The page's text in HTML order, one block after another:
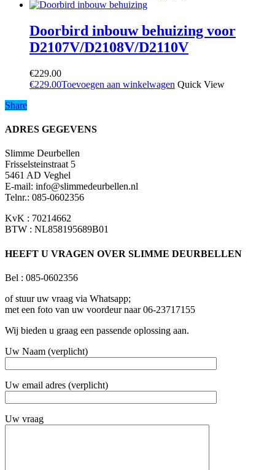
Doorbird inbouw behuizing voor
D2107V/D2108V/D2110V
€229.00
€229.00Toevoegen aan winkelwagen Quick View
Share
Share
ADRES GEGEVENS
Slimme Deurbellen
Frisselsteinstraat 5
5461 AD Veghel
E-mail: info@slimmedeurbellen.nl
Telnr.: 085-0602356
KvK : 70214662
BTW : NL858195689B01
HEEFT U VRAGEN OVER SLIMME DEURBELLEN
Bel : 085-0602356
of stuur uw vraag via Whatsapp;
met een foto van uw voordeur naar 06-23717155
Wij bieden u graag een passende oplossing aan.
Uw Naam (verplicht)
Uw email adres (verplicht)
Uw vraag